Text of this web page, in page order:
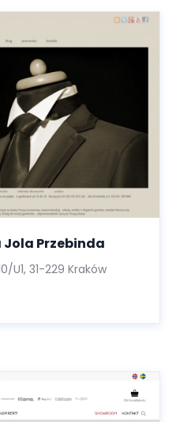
Przebinda
U1, 31-229 Kraków